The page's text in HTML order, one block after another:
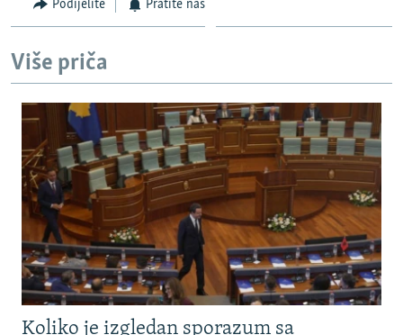
Podijelite Pratite nas
Više priča
Koliko je izgledan sporazum sa